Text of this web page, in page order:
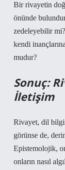
Bir rivayetin
önünde
zedeleyebilir
kendi
mudur?
Sonuç:
İletişim
Rivayet, dil
görünse de,
Epistemolojik,
onların nasıl